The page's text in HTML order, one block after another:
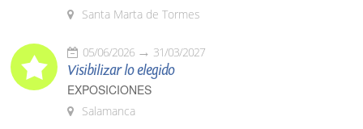
Santa Marta de Tormes
05/06/2026 31/03/2027
Visibilizar lo elegido
EXPOSICIONES
Salamanca